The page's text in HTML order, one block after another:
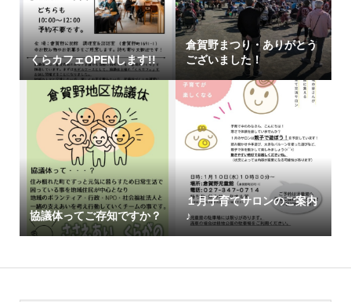
くらカフェOPENします!!
倉賀野まつり・ありがとう
ございました！
協議体ってご存知ですか？
１月子育てサロンのご案内
♪